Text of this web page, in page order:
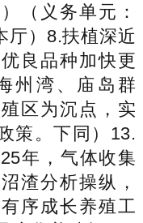
（义务单元：
厅）8.扶植深近
良品种加快更
州湾、庙岛群
区为沉点，实
策。下同）13.
年，气体收集
渣分析操纵，
序成长养殖工